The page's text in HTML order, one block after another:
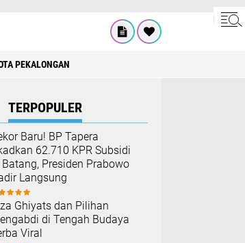
PEKALONGAN
TERPOPULER
Baru! BP Tapera
62.710 KPR Subsidi
Presiden Prabowo
Langsung
Ghiyats dan Pilihan
di Tengah Budaya
Viral